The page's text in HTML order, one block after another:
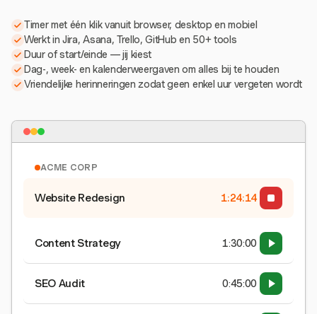
Timer met één klik vanuit browser, desktop en mobiel
Werkt in Jira, Asana, Trello, GitHub en 50+ tools
Duur of start/einde — jij kiest
Dag-, week- en kalenderweergaven om alles bij te houden
Vriendelijke herinneringen zodat geen enkel uur vergeten wordt
ACME CORP
Website Redesign 1:24:15
Content Strategy 1:30:00
SEO Audit 0:45:00